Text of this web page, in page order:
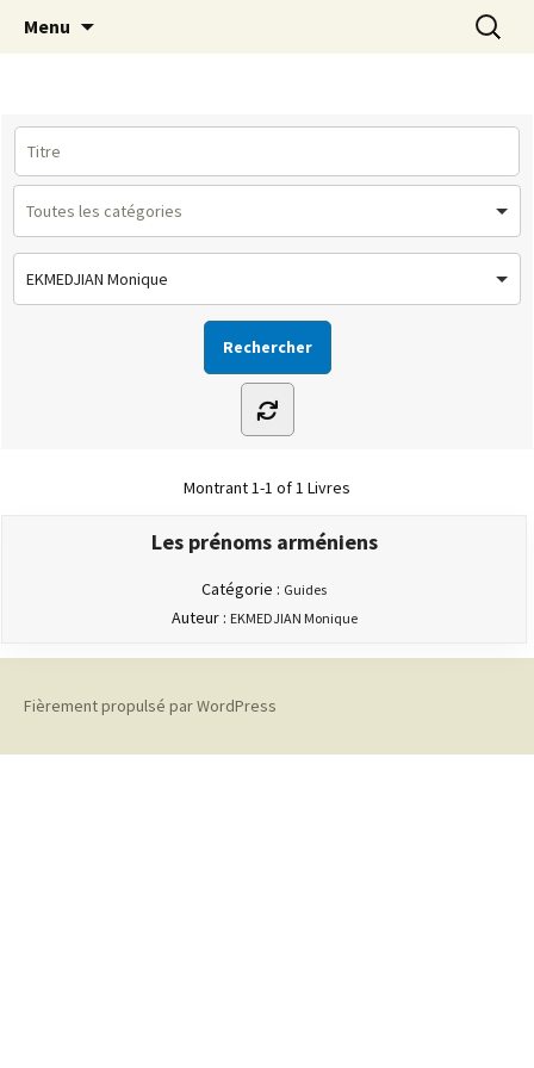
MCA Vienne
Le site de la Maison de la Culture
Arménienne de Vienne
Menu
EKMEDJIAN Monique
Montrant1-1 of 1 Livres
Les prénoms arméniens
Catégorie : Guides
Auteur : EKMEDJIAN Monique
Fièrement propulsé par WordPress